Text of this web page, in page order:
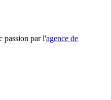
passion par l'agence de